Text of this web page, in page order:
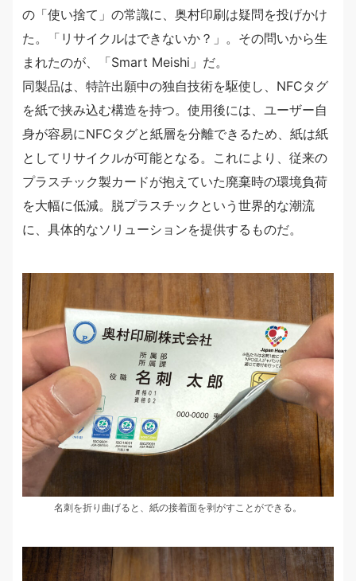
の「使い捨て」の常識に、奥村印刷は疑問を投げかけ
た。「リサイクルはできないか？」。その問いから生
まれたのが、「Smart Meishi」だ。
同製品は、特許出願中の独自技術を駆使し、NFCタグ
を紙で挟み込む構造を持つ。使用後には、ユーザー自
身が容易にNFCタグと紙層を分離できるため、紙は紙
としてリサイクルが可能となる。これにより、従来の
プラスチック製カードが抱えていた廃棄時の環境負荷
を大幅に低減。脱プラスチックという世界的な潮流
に、具体的なソリューションを提供するものだ。
名刺を折り曲げると、紙の接着面を剥がすことができる。